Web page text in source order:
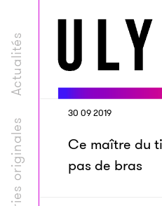
Séries originales
Actualités
30 09 2019
Ce maître du
pas de bras